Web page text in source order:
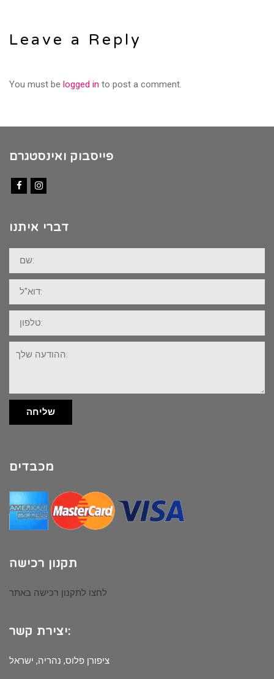
Leave a Reply
You must be logged in to post a comment.
פייסבוק ואינסטגרם
דברי איתנו
שם:
דוא"ל:
טלפון:
ההודעה
שלך:
שליחה
מכבדים
תקנון רכישה
לחצו לתקנון רכישה באתר
יצירת קשר:
ציפורן פלוס, נהריה, ישראל